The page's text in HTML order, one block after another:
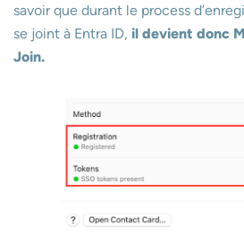
savoir que durant le process
se joint à Entra ID, il devient donc
Join.